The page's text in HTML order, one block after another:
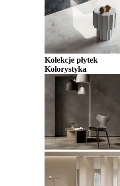
Kolekcje płytek
Kolorystyka